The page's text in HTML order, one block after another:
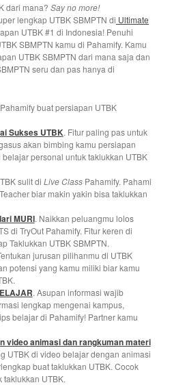
dari mana? Say no more!
lengkap UTBK SBMPTN di Ultimate
UTBK #1 di Indonesia! Penuhi
SBMPTN kamu di Pahamify. Kamu
UTBK SBMPTN dari mana saja dan
seru dan pas hanya di
buat persiapan UTBK
Sukses UTBK. Fitur paling pas untuk
akan bimbing kamu persiapan
personal untuk taklukkan UTBK
sulit di Live ClassPahamify. Pahami
biar makin yakin bisa taklukkan
MURI. Naikkan peluangmu lolos
di TryOut Pahamify. Fitur keren di
Taklukkan UTBK SBMPTN.
jurusan pilihanmu di UTBK
potensi yang kamu miliki biar kamu
. Asupan informasi wajib
lengkap mengenai kampus,
belajar di Pahamify! Partner kamu
video animasi dan rangkuman materi
UTBK di video belajar dengan animasi
buat taklukkan UTBK. Cocok
UTBK.